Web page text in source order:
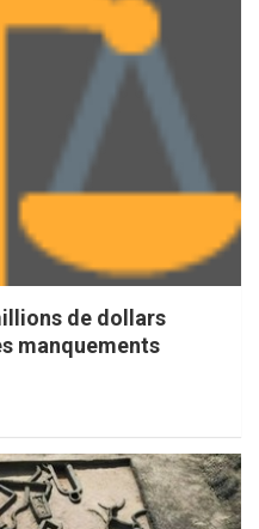
de dollars
manquements